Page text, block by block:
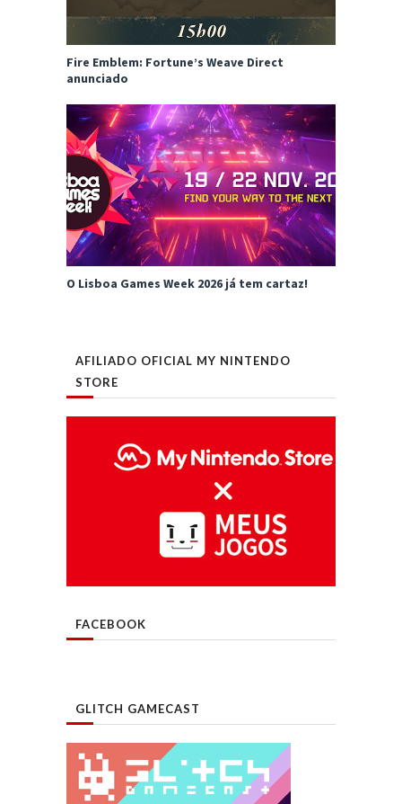
Fire Emblem: Fortune’s Weave Direct
anunciado
O Lisboa Games Week 2026 já tem cartaz!
AFILIADO OFICIAL MY NINTENDO
STORE
FACEBOOK
GLITCH GAMECAST